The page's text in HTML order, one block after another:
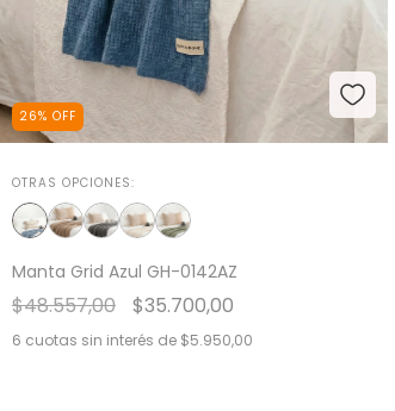
26% OFF
OTRAS OPCIONES:
Manta Grid Azul GH-0142AZ
$48.557,00 $35.700,00
6 cuotas sin interés de $5.950,00